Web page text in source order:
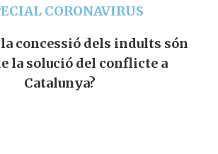
CORONAVIRUS
la concessió dels indults són
la solució del conflicte a
Catalunya?